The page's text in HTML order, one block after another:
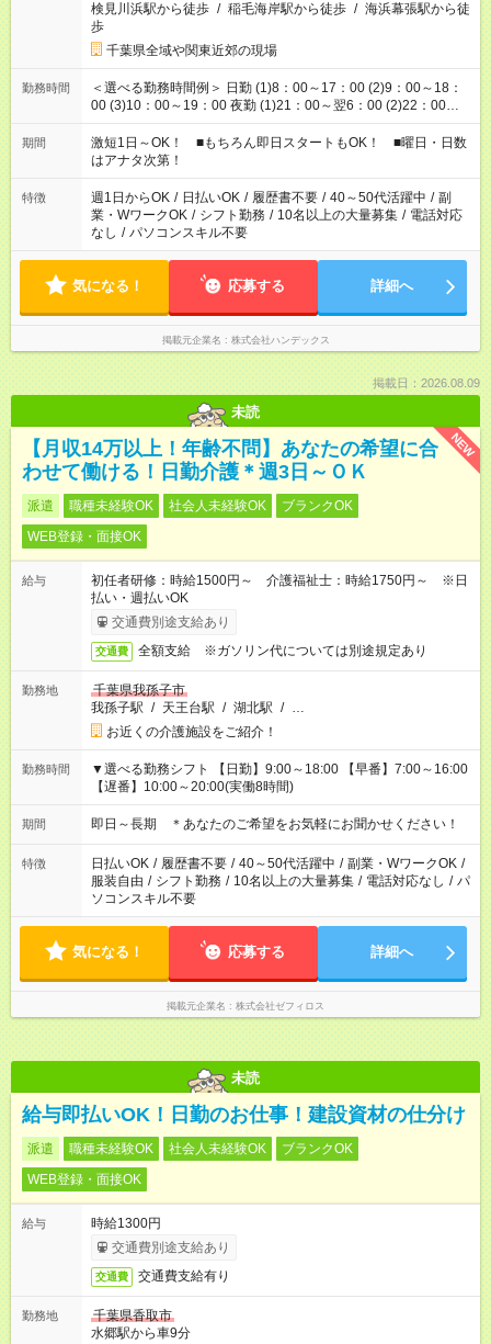
検見川浜駅から徒歩 / 稲毛海岸駅から徒歩 / 海浜幕張駅から徒
歩
千葉県全域や関東近郊の現場
勤務時間
＜選べる勤務時間例＞ 日勤 (1)8：00～17：00 (2)9：00～18：
00 (3)10：00～19：00 夜勤 (1)21：00～翌6：00 (2)22：00～
翌7：00 半日 (1)8：00～12：00 (2)9：00～13：00 (3)13：00
～17：00 (4)14：00～18：00 (5)18：00～22：00 (6)20：00～
24：00
期間
激短1日～OK！ ■もちろん即日スタートもOK！ ■曜日・日数
はアナタ次第！
特徴 週1日からOK / 日払いOK / 履歴書不要 / 40～50代活躍中 / 副
業・WワークOK / シフト勤務 / 10名以上の大量募集 / 電話対応
なし / パソコンスキル不要
気になる！ 応募する 詳細へ
掲載元企業名 株式会社ハンデックス
掲載日：2026.08.09
未読
NEW
【月収14万以上！年齢不問】あなたの希望に合
わせて働ける！日勤介護＊週3日～ＯＫ
派遣 職種未経験OK 社会人未経験OK
ブランクOK
WEB登録・面接OK
給与
初任者研修：時給1500円～ 介護福祉士：時給1750円～ ※日
払い・週払いOK
交通費別途支給あり
交通費 全額支給 ※ガソリン代については別途規定あり
勤務地
千葉県我孫子市
我孫子駅 / 天王台駅 / 湖北駅 / …
お近くの介護施設をご紹介！
勤務時間
▼選べる勤務シフト 【日勤】9:00～18:00 【早番】7:00～16:00
【遅番】10:00～20:00(実働8時間)
期間 即日～長期 ＊あなたのご希望をお気軽にお聞かせください！
特徴 日払いOK / 履歴書不要 / 40～50代活躍中 / 副業・WワークOK /
服装自由 / シフト勤務 / 10名以上の大量募集 / 電話対応なし / パ
ソコンスキル不要
気になる！ 応募する 詳細へ
掲載元企業名 株式会社ゼフィロス
未読
給与即払いOK！日勤のお仕事！建設資材の仕分け
派遣 職種未経験OK 社会人未経験OK
ブランクOK
WEB登録・面接OK
給与
時給1300円
交通費別途支給あり
交通費 交通費支給有り
勤務地
千葉県香取市
水郷駅から車9分